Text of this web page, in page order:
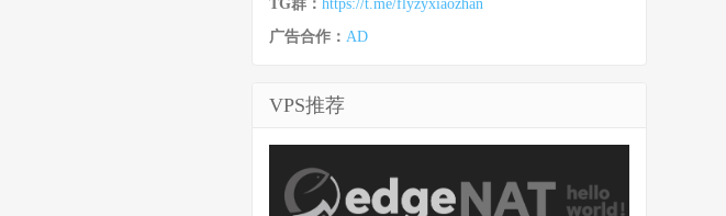
TG群： https://t.me/flyzyxiaozhan
广告合作： AD
VPS推荐